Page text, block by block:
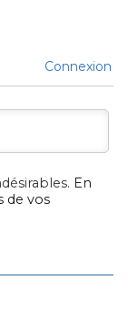
Connexion
En
de vos